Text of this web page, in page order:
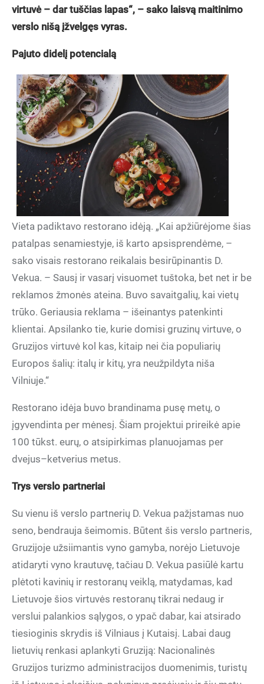
virtuvė – dar tuščias lapas“, – sako laisvą maitinimo
verslo nišą įžvelgęs vyras.
Pajuto didelį potencialą
Vieta padiktavo restorano idėją. „Kai apžiūrėjome šias
patalpas senamiestyje, iš karto apsisprendėme, –
sako visais restorano reikalais besirūpinantis D.
Vekua. – Sausį ir vasarį visuomet tuštoka, bet net ir be
reklamos žmonės ateina. Buvo savaitgalių, kai vietų
trūko. Geriausia reklama – išeinantys patenkinti
klientai. Apsilanko tie, kurie domisi gruzinų virtuve, o
Gruzijos virtuvė kol kas, kitaip nei čia populiarių
Europos šalių: italų ir kitų, yra neužpildyta niša
Vilniuje.“
Restorano idėja buvo brandinama pusę metų, o
įgyvendinta per mėnesį. Šiam projektui prireikė apie
100 tūkst. eurų, o atsipirkimas planuojamas per
dvejus–ketverius metus.
Trys verslo partneriai
Su vienu iš verslo partnerių D. Vekua pažįstamas nuo
seno, bendrauja šeimomis. Būtent šis verslo partneris,
Gruzijoje užsiimantis vyno gamyba, norėjo Lietuvoje
atidaryti vyno krautuvę, tačiau D. Vekua pasiūlė kartu
plėtoti kavinių ir restoranų veiklą, matydamas, kad
Lietuvoje šios virtuvės restoranų tikrai nedaug ir
verslui palankios sąlygos, o ypač dabar, kai atsirado
tiesioginis skrydis iš Vilniaus į Kutaisį. Labai daug
lietuvių renkasi aplankyti Gruziją: Nacionalinės
Gruzijos turizmo administracijos duomenimis, turistų